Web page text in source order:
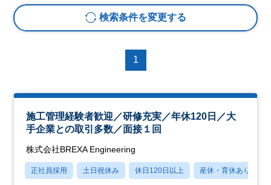
検索条件を変更する
1
施工管理経験者歓迎／研修充実／年休120日／大
手企業との取引多数／面接１回
株式会社BREXA Engineering
正社員採用 土日祝休み 休日120日以上 産休・育休あり